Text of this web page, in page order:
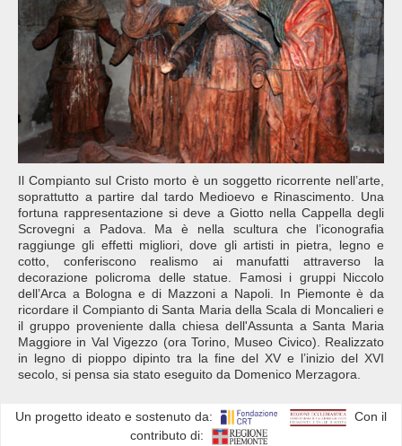
Il Compianto sul Cristo morto è un soggetto ricorrente nell’arte,
soprattutto a partire dal tardo Medioevo e Rinascimento. Una
fortuna rappresentazione si deve a Giotto nella Cappella degli
Scrovegni a Padova. Ma è nella scultura che l’iconografia
raggiunge gli effetti migliori, dove gli artisti in pietra, legno e
cotto, conferiscono realismo ai manufatti attraverso la
decorazione policroma delle statue. Famosi i gruppi Niccolo
dell’Arca a Bologna e di Mazzoni a Napoli. In Piemonte è da
ricordare il Compianto di Santa Maria della Scala di Moncalieri e
il gruppo proveniente dalla chiesa dell'Assunta a Santa Maria
Maggiore in Val Vigezzo (ora Torino, Museo Civico). Realizzato
in legno di pioppo dipinto tra la fine del XV e l’inizio del XVI
secolo, si pensa sia stato eseguito da Domenico Merzagora.
Un progetto ideato e sostenuto da:
Con il
contributo di: